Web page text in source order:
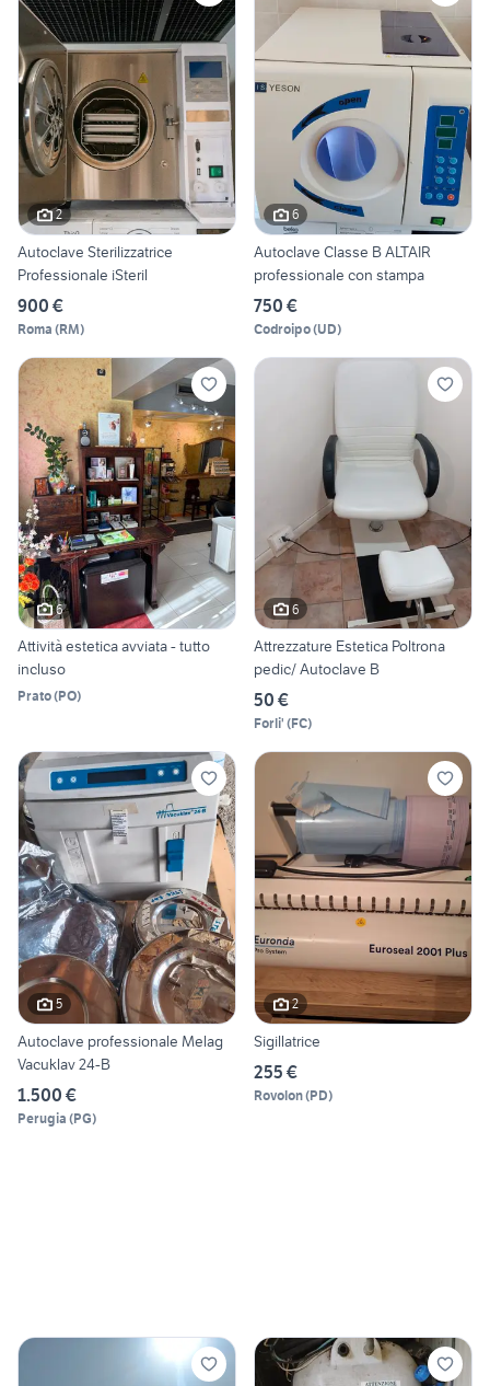
2
Autoclave Sterilizzatrice
Professionale iSteril
900 €
Roma (RM)
6
Autoclave Classe B ALTAIR
professionale con stampa
750 €
Codroipo(UD)
6
Attività estetica avviata - tutto
incluso
Prato(PO)
6
Attrezzature Estetica Poltrona
pedic/ Autoclave B
50 €
Forli' (FC)
5
Autoclave professionale Melag
Vacuklav 24-B
1.500 €
Perugia (PG)
2
Sigillatrice
255 €
Rovolon(PD)